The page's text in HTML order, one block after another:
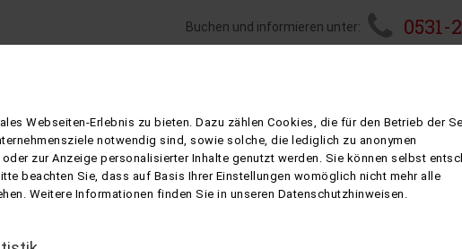
Buchen und informieren unter: 0531-
Webseiten-Erlebnis zu bieten. Dazu zählen Cookies, die für den Betrieb der
notwendig sind, sowie solche, die lediglich zu anonymen
zur Anzeige personalisierter Inhalte genutzt werden. Sie können selbst
beachten Sie, dass auf Basis Ihrer Einstellungen womöglich nicht mehr alle
Weitere Informationen finden Sie in unseren Datenschutzhinweisen.